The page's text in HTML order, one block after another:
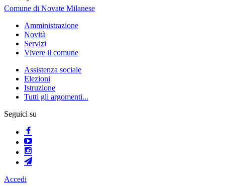
Comune di Novate Milanese
Amministrazione
Novità
Servizi
Vivere il comune
Assistenza sociale
Elezioni
Istruzione
Tutti gli argomenti...
Seguici su
Accedi